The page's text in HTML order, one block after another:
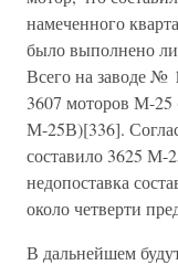
намеченного
было выполнено
Всего на заводе №
3607 моторов М-
М-25В)[336].
составило 3625 М-
недопоставка
около четверти
В дальнейшем